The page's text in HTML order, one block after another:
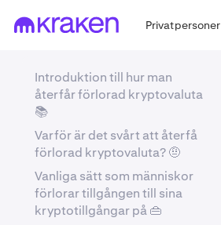
Privatpersoner
Introduktion till hur man
återfår förlorad kryptovaluta
📚
Varför är det svårt att återfå
förlorad kryptovaluta? 🤨
Vanliga sätt som människor
förlorar tillgången till sina
kryptotillgångar på 👜